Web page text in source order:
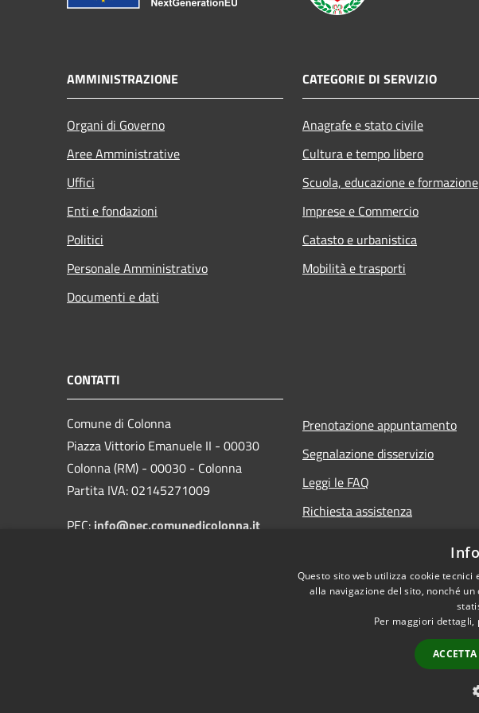
AMMINISTRAZIONE
Organi di Governo
Aree Amministrative
Uffici
Enti e fondazioni
Politici
Personale Amministrativo
Documenti e dati
CATEGORIE DI SERVIZIO
Anagrafe e stato civile
Cultura e tempo libero
Scuola, educazione e formazione
Imprese e Commercio
Catasto e urbanistica
Mobilità e trasporti
CONTATTI
Comune di Colonna
Piazza Vittorio Emanuele II - 00030
Colonna (RM) - 00030 - Colonna
Partita IVA: 02145271009
PEC: info@pec.comunedicolonna.it
Prenotazione appuntamento
Segnalazione disservizio
Leggi le FAQ
Richiesta assistenza
Questo sito web utilizza cookie
alla navigazione del sito, nonché
Per maggiori dettagli,